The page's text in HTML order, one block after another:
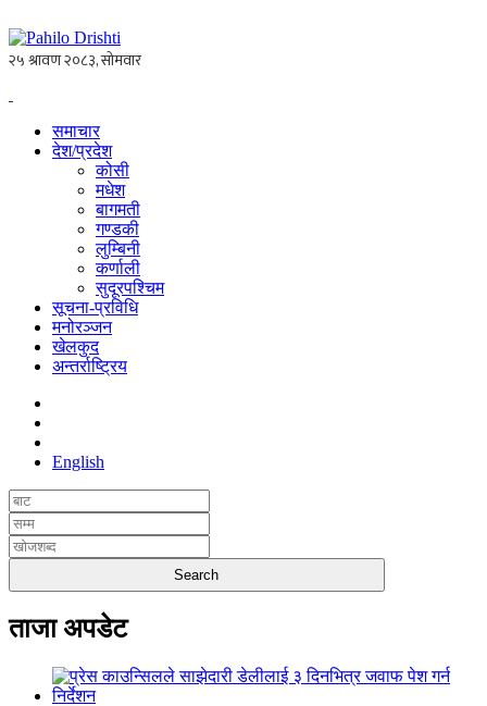
समाचार
देश/प्रदेश
कोसी
मधेश
बागमती
गण्डकी
लुम्बिनी
कर्णाली
सुदूरपश्चिम
सूचना-प्रविधि
मनोरञ्जन
खेलकुद
अन्तर्राष्ट्रिय
English
ताजा अपडेट